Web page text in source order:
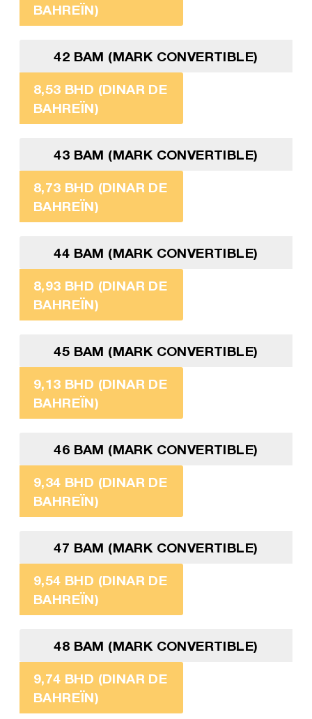
BAHREÏN)
42 BAM (MARK CONVERTIBLE)
8,53 BHD (DINAR DE
BAHREÏN)
43 BAM (MARK CONVERTIBLE)
8,73 BHD (DINAR DE
BAHREÏN)
44 BAM (MARK CONVERTIBLE)
8,93 BHD (DINAR DE
BAHREÏN)
45 BAM (MARK CONVERTIBLE)
9,13 BHD (DINAR DE
BAHREÏN)
46 BAM (MARK CONVERTIBLE)
9,34 BHD (DINAR DE
BAHREÏN)
47 BAM (MARK CONVERTIBLE)
9,54 BHD (DINAR DE
BAHREÏN)
48 BAM (MARK CONVERTIBLE)
9,74 BHD (DINAR DE
BAHREÏN)